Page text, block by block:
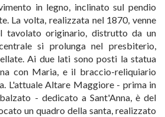
in legno, inclinato sul pendio
La volta, realizzata nel 1870, venne
tavolato originario, distrutto da un
si prolunga nel presbiterio,
Ai due lati sono posti la statua
con Maria, e il braccio-reliquiario
L'attuale Altare Maggiore - prima in
- dedicato a Sant'Anna, è del
un quadro della santa, realizzato